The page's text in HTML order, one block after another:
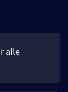
alle